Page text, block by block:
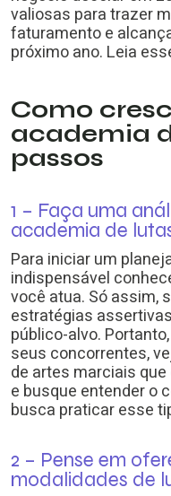
valiosas para trazer
faturamento e
próximo ano. Leia
Como
academia
passos
1 – Faça uma
academia de
Para iniciar um
indispensável
você atua. Só assim,
estratégias
público-alvo.
seus concorrentes,
de artes marciais
e busque entender o
busca praticar esse
2 – Pense em
modalidades de